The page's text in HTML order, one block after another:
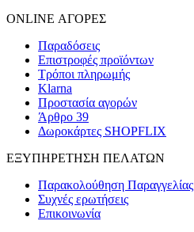
ONLINE ΑΓΟΡΕΣ
Παραδόσεις
Επιστροφές προϊόντων
Τρόποι πληρωμής
Klarna
Προστασία αγορών
Άρθρο 39
Δωροκάρτες SHOPFLIX
ΕΞΥΠΗΡΕΤΗΣΗ ΠΕΛΑΤΩΝ
Παρακολούθηση Παραγγελίας
Συχνές ερωτήσεις
Επικοινωνία